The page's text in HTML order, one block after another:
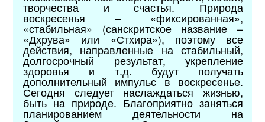
творчества и счастья. Природа
воскресенья – «фиксированная»,
«стабильная» (санскритское название –
«Дхрува» или «Стхира»), поэтому все
действия, направленные на стабильный,
долгосрочный результат, укрепление
здоровья и т.д. будут получать
дополнительный импульс в воскресенье.
Сегодня следует наслаждаться жизнью,
быть на природе. Благоприятно заняться
планированием деятельности на